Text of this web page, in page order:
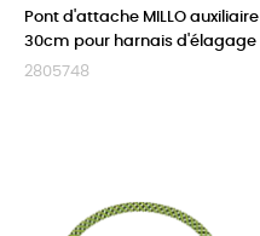
Pont d'attache MILLO auxiliaire
30cm pour harnais d'élagage
2805748